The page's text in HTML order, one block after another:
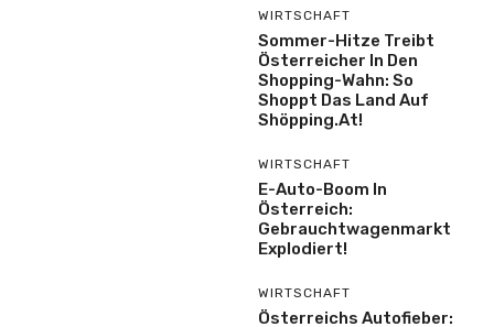
WIRTSCHAFT
Sommer-Hitze Treibt
Österreicher In Den
Shopping-Wahn: So
Shoppt Das Land Auf
Shöpping.at!
WIRTSCHAFT
E-Auto-Boom In
Österreich:
Gebrauchtwagenmarkt
Explodiert!
WIRTSCHAFT
Österreichs Autofieber: